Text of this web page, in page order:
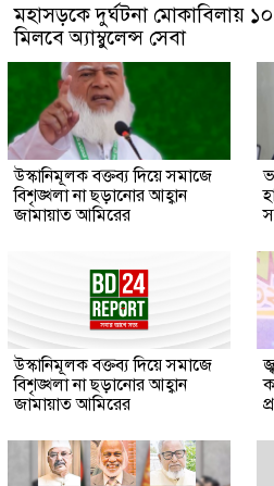
মহাসড়কে দুর্ঘটনা মোকাবিলায়
মিলবে অ্যাম্বুলেন্স সেবা
উস্কানিমূলক বক্তব্য দিয়ে সমাজে
বিশৃঙ্খলা না ছড়ানোর আহ্বান
জামায়াত আমিরের
উস্কানিমূলক বক্তব্য দিয়ে সমাজে
বিশৃঙ্খলা না ছড়ানোর আহ্বান
জামায়াত আমিরের